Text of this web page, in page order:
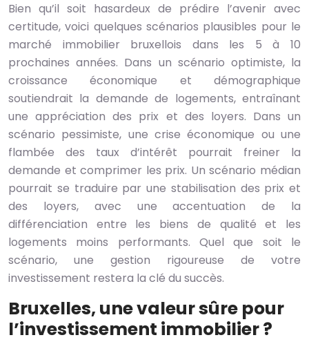
Bien qu’il soit hasardeux de prédire l’avenir avec
certitude, voici quelques scénarios plausibles pour le
marché immobilier bruxellois dans les 5 à 10
prochaines années. Dans un scénario optimiste, la
croissance économique et démographique
soutiendrait la demande de logements, entraînant
une appréciation des prix et des loyers. Dans un
scénario pessimiste, une crise économique ou une
flambée des taux d’intérêt pourrait freiner la
demande et comprimer les prix. Un scénario médian
pourrait se traduire par une stabilisation des prix et
des loyers, avec une accentuation de la
différenciation entre les biens de qualité et les
logements moins performants. Quel que soit le
scénario, une gestion rigoureuse de votre
investissement restera la clé du succès.
Bruxelles, une valeur sûre pour
l’investissement immobilier ?